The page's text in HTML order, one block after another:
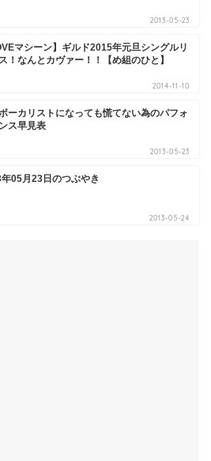
2013-05-23
マシーン】ギルド2015年元旦シングルリ
！なんとカヴァー！！【め組のひと】
2014-11-10
ーカリストになっても慌てない為のパフォ
ス早見表
2013-05-23
05月23日のつぶやき
2013-05-24